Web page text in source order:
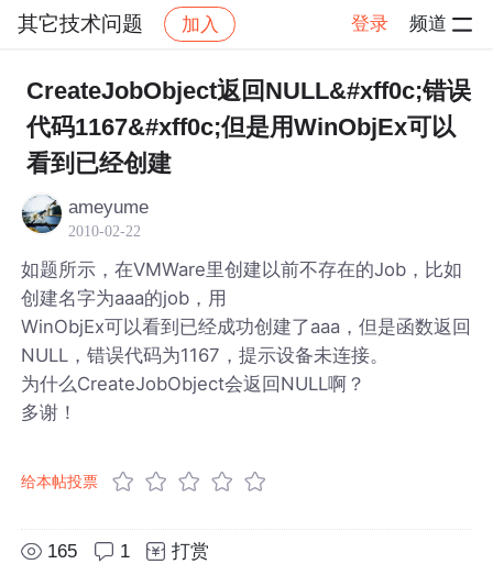
其它技术问题 加入 登录 频道
社区 其它技术问题 帖子详情
CreateJobObject返回NULL&#xff0c;错误
代码1167&#xff0c;但是用WinObjEx可以
看到已经创建
ameyume
2010-02-22
如题所示，在VMWare里创建以前不存在的Job，比如
创建名字为aaa的job，用
WinObjEx可以看到已经成功创建了aaa，但是函数返回
NULL，错误代码为1167，提示设备未连接。
为什么CreateJobObject会返回NULL啊？
多谢！
给本帖投票
165 1 打赏